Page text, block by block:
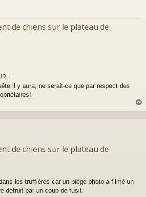
de chiens sur le plateau de
il y aura, ne serait-ce que par respect des
a
de chiens sur le plateau de
les truffières car un piège photo a filmé un
détruit par un coup de fusil.